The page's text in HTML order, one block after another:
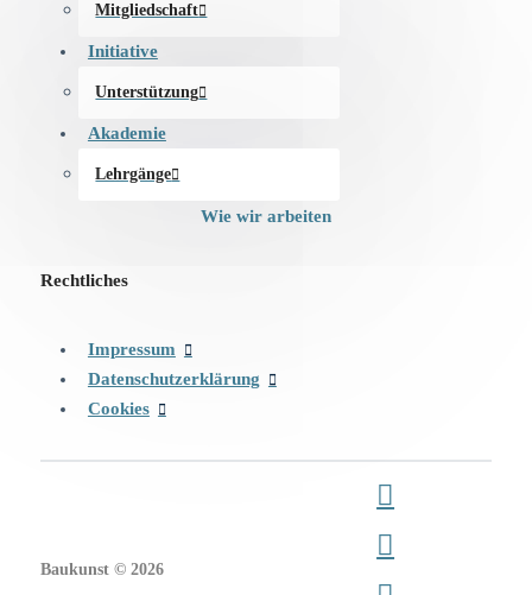
Mitgliedschaft
Initiative
Unterstützung
Akademie
Lehrgänge
Wie wir arbeiten
Rechtliches
Impressum
Datenschutzerklärung
Cookies
Baukunst © 2026